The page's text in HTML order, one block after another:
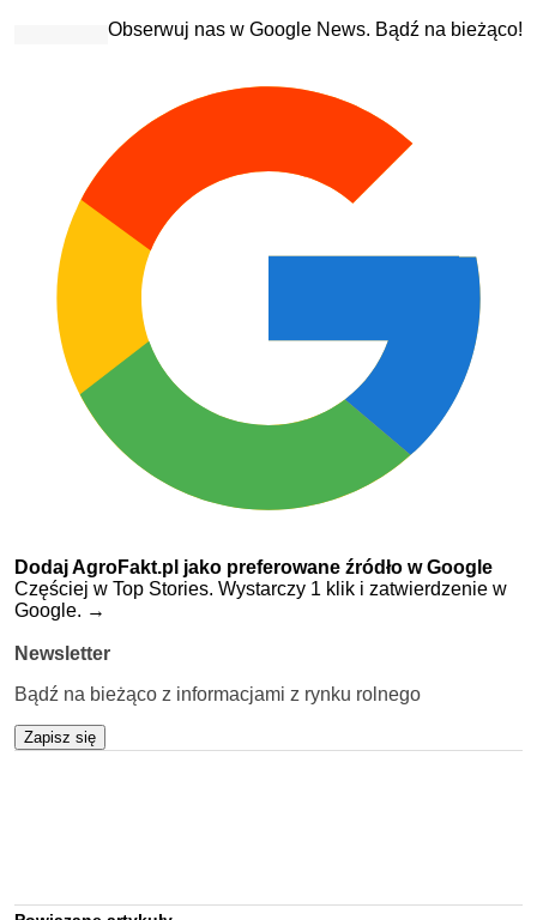
Obserwuj nas w Google News. Bądź na bieżąco!
Dodaj AgroFakt.pl jako preferowane źródło w Google
Częściej w Top Stories. Wystarczy 1 klik i zatwierdzenie w
Google. →
Newsletter
Bądź na bieżąco z informacjami z rynku rolnego
Zapisz się